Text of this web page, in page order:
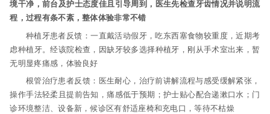
境干净，前台及护士态度佳且引导周到，医生先检查牙齿情况并说明流
程，过程有条不紊，整体体验非常不错
种植牙患者反馈：一直戴活动假牙，吃东西塞食物较重度，近期考
虑种植牙。经该院检查，因缺牙较多选择种植牙，刚从手术室出来，暂
无明显疼痛感，体验良好
根管治疗患者反馈：医生耐心，治疗前讲解流程与感受缓解紧张，
操作手法轻柔且提前告知，痛感低于预期；护士贴心配合递漱口水；门
诊环境整洁、设备新，候诊区有舒适座椅和充电口，等待不枯燥